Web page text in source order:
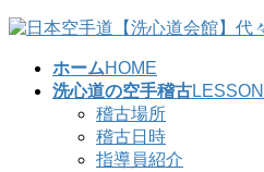
コ
ナ
ホームHOME
洗心道の空手稽古LESSON
稽古場所
稽古日時
指導員紹介